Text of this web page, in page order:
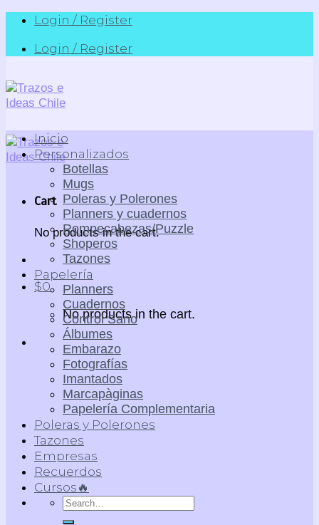
Skip
content
Login / Register
Login / Register
Cart
No products in the cart.
$0
No products in the cart.
Inicio
Personalizados
Botellas
Mugs
Poleras y Polerones
Planners y cuadernos
Rompecabezas/Puzzle
Shoperos
Tazones
Papelería
Planners
Cuadernos
Control Sano
Álbumes
Embarazo
Fotografías
Imantados
Marcapàginas
Papelería Complementaria
Poleras y Polerones
Tazones
Empresas
Recuerdos
Cursos🔥
Search
for: